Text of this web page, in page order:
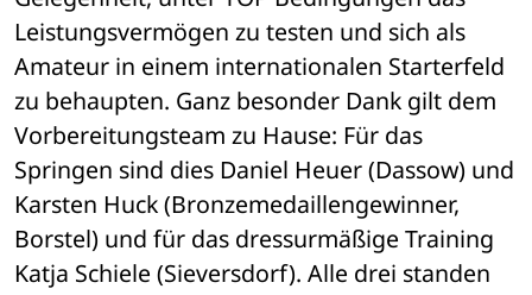
Leistungsvermögen zu testen und sich als
Amateur in einem internationalen Starterfeld
zu behaupten. Ganz besonder Dank gilt dem
Vorbereitungsteam zu Hause: Für das
Springen sind dies Daniel Heuer (Dassow) und
Karsten Huck (Bronzemedaillengewinner,
Borstel) und für das dressurmäßige Training
Katja Schiele (Sieversdorf). Alle drei standen